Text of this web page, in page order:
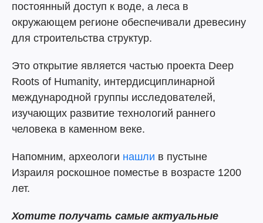
постоянный доступ к воде, а леса в
окружающем регионе обеспечивали древесину
для строительства структур.
Это открытие является частью проекта Deep
Roots of Humanity, интердисциплинарной
международной группы исследователей,
изучающих развитие технологий раннего
человека в каменном веке.
Напомним, археологи нашли в пустыне
Израиля роскошное поместье в возрасте 1200
лет.
Хотите получать самые актуальные